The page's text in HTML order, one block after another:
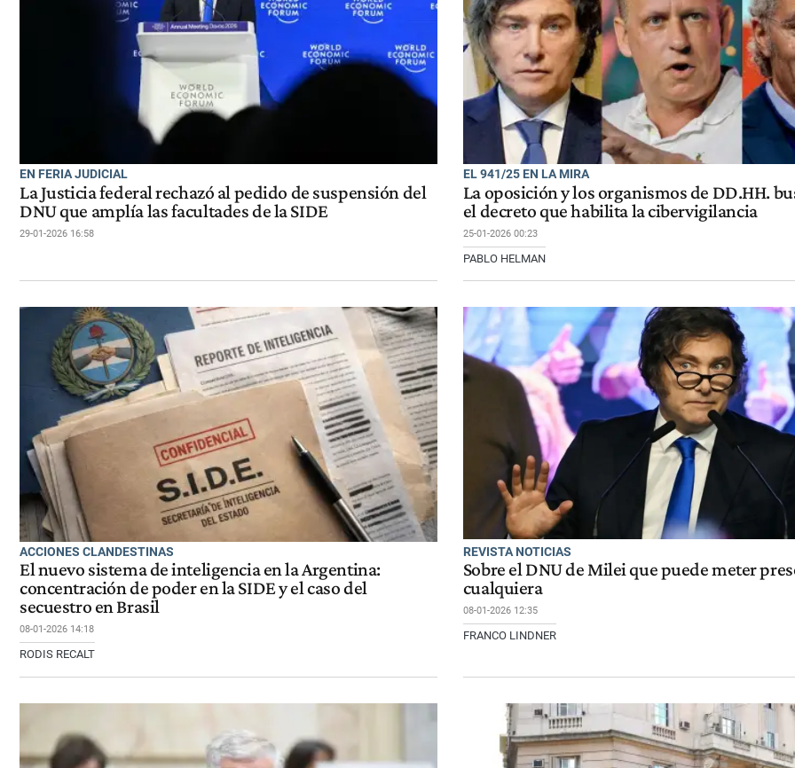
EN FERIA JUDICIAL
La Justicia federal rechazó al pedido de suspensión del
DNU que amplía las facultades de la SIDE
29-01-2026 16:58
EL 941/25 EN LA MIRA
La oposición y los organismos de DD.HH.
el decreto que habilita la cibervigilancia
25-01-2026 00:23
PABLO HELMAN
ACCIONES CLANDESTINAS
El nuevo sistema de inteligencia en la Argentina:
concentración de poder en la SIDE y el caso del
secuestro en Brasil
08-01-2026 14:18
RODIS RECALT
REVISTA NOTICIAS
Sobre el DNU de Milei que puede meter
cualquiera
08-01-2026 12:35
FRANCO LINDNER